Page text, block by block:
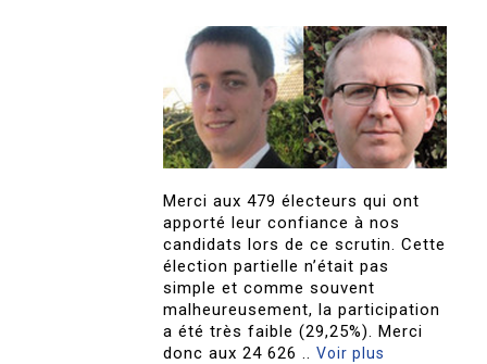
Merci aux 479 électeurs qui ont
apporté leur confiance à nos
candidats lors de ce scrutin. Cette
élection partielle n’était pas
simple et comme souvent
malheureusement, la participation
a été très faible (29,25%). Merci
donc aux 24 626 ..Voir plus